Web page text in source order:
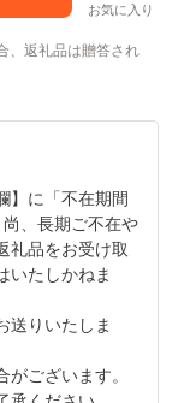
お気に入り
、返礼品は贈答され
】に「不在期間
、長期ご不在や
礼品をお受け取
いたしかねま
送りいたしま
ございます。